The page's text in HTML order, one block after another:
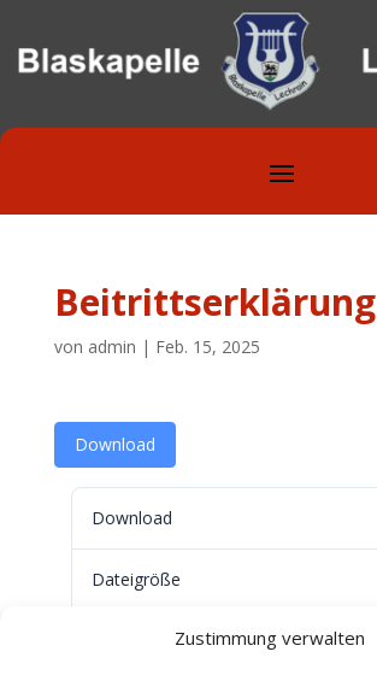
Zustimmung verwalten
Beitrittserklärung
von admin | Feb. 15, 2025
Download
Download
Dateigröße
Datei-Anzahl